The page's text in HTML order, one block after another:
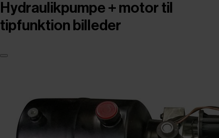
Hydraulikpumpe + motor til
tipfunktion billeder